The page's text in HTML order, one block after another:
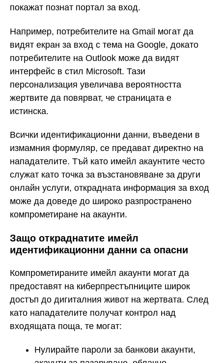
покажат познат портал за вход.
Например, потребителите на Gmail могат да
видят екран за вход с тема на Google, докато
потребителите на Outlook може да видят
интерфейс в стил Microsoft. Тази
персонализация увеличава вероятността
жертвите да повярват, че страницата е
истинска.
Всички идентификационни данни, въведени в
измамния формуляр, се предават директно на
нападателите. Тъй като имейл акаунтите често
служат като точка за възстановяване за други
онлайн услуги, открадната информация за вход
може да доведе до широко разпространено
компрометиране на акаунти.
Защо откраднатите имейл
идентификационни данни са опасни
Компрометираните имейл акаунти могат да
предоставят на киберпрестъпниците широк
достъп до дигиталния живот на жертвата. След
като нападателите получат контрол над
входящата поща, те могат:
Нулирайте пароли за банкови акаунти,